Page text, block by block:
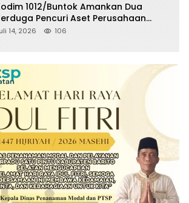
1012/Buntok Amankan Dua
Pencuri Aset Perusahaan
Satgas PKH, Satu Paket Diduga
14, 2026 106